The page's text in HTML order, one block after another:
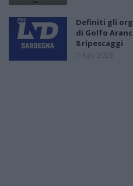
Definiti gli
di Golfo
8 ripescaggi
7 Ago 2026